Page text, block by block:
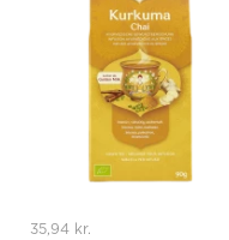
35,94 kr.